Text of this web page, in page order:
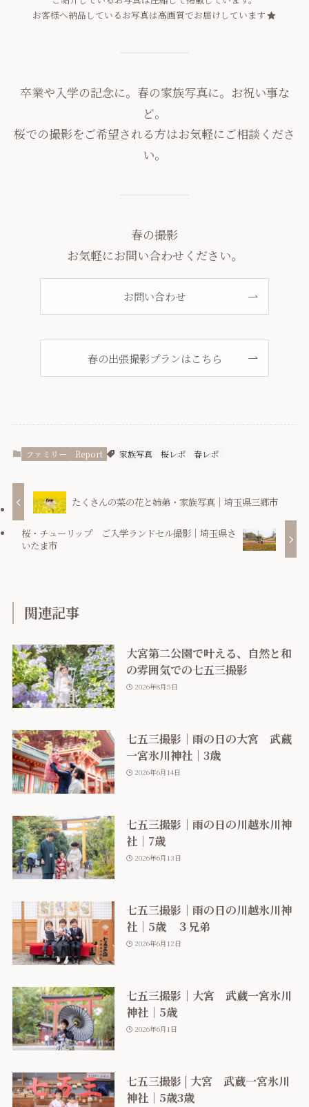
お客様へ納品しているお写真は高画質でお届けしています
卒業や入学の記念に。春の家族写真に。お祝い事な
ど。
桜での撮影をご希望される方はお気軽にご相談くださ
い。
春の撮影
お気軽にお問い合わせください。
お問い合わせ
春の出張撮影プランはこちら
ファミリー Report 家族写真 桜レポ 春レポ
たくさんの菜の花と姉弟・家族写真｜埼玉県三郷市
桜・チューリップ ご入学ランドセル撮影｜埼玉県さ
いたま市
関連記事
大宮第二公園で叶える、自然と和
の雰囲気での七五三撮影
2026年8月5日
七五三撮影｜雨の日の大宮 武蔵
一宮氷川神社｜3歳
2026年6月14日
七五三撮影｜雨の日の川越氷川神
社｜7歳
2026年6月13日
七五三撮影｜雨の日の川越氷川神
社｜5歳 ３兄弟
2026年6月12日
七五三撮影｜大宮 武蔵一宮氷川
神社｜5歳
2026年6月1日
七五三撮影 | 大宮 武蔵一宮氷川
神社｜5歳3歳